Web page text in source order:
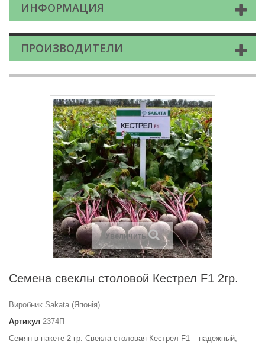
ИНФОРМАЦИЯ
ПРОИЗВОДИТЕЛИ
Увеличить
Семена свеклы столовой Кестрел F1 2гр.
Виробник Sakata (Японія)
Артикул 2374П
Семян в пакете 2 гр. Свекла столовая Кестрел F1 – надежный,